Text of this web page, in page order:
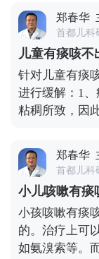
护理，加强扣
积极进行气管
同时也要多补
患者无痰总是
及避免大声说
时联系医生。
郑春华
首都儿科
儿童有痰咳不
针对儿童有痰
进行缓解：1
粘稠所致，因
促进新陈代谢
于注入沸腾开
的功效。但此
其被热水烫伤
其仰卧，将手
孩子后背，每
仅有助于顺利
郑春华
首都儿科
小儿咳嗽有痰
小孩咳嗽有痰
的。治疗上可
如氨溴索等。